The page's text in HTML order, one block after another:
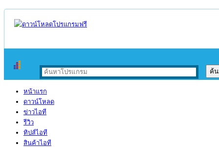
หน้าแรก
ดาวน์โหลด
ข่าวไอที
รีวิว
ทิปส์ไอที
สินค้าไอที